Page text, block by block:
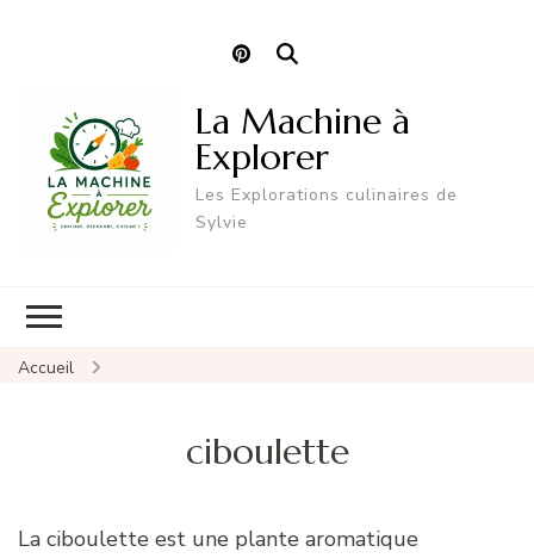
La Machine à
Explorer
Les Explorations culinaires de
Sylvie
Accueil
ciboulette
La ciboulette est une plante aromatique